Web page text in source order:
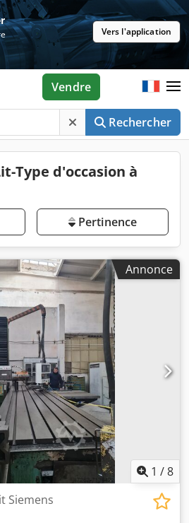
Vers l'application
Rechercher
Vendre
Type d'occasion à
Pertinence
Annonce
1 /8
Siemens